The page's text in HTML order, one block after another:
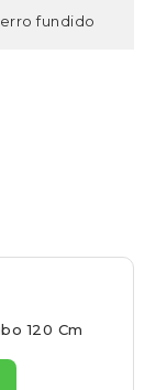
fundido
120 Cm